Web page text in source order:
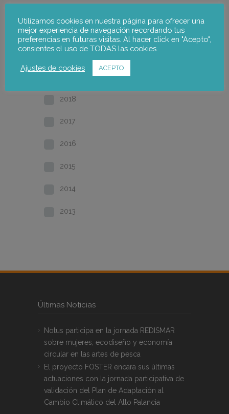
2021
2020
2018
2017
2016
2015
2014
2013
Últimas Noticias
Notus participa en la jornada REDISMAR
sobre mujeres, ecodiseño y economía
circular en las artes de pesca
El proyecto FOSTER encara sus últimas
actuaciones con la jornada participativa de
validación del Plan de Adaptación al
Cambio Climático del Alto Palancia
Utilizamos cookies en nuestra página para ofrecer una
mejor experiencia de navegación recordando tus
preferencias en futuras visitas. Al hacer click en "Acepto",
consientes el uso de TODAS las cookies.
Ajustes de cookies ACEPTO